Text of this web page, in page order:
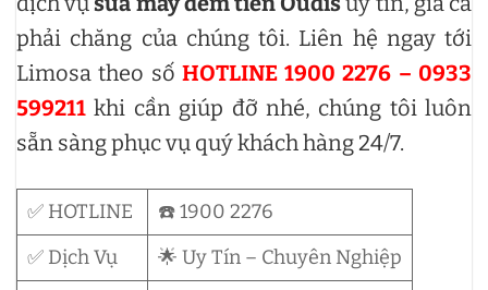
phải chăng của chúng tôi. Liên hệ ngay tới
Limosa theo số HOTLINE 1900 2276 – 0933
599211 khi cần giúp đỡ nhé, chúng tôi luôn
sẵn sàng phục vụ quý khách hàng 24/7.
✅ HOTLINE
☎️ 1900 2276
✅ Dịch Vụ
🌟 Uy Tín – Chuyên Nghiệp